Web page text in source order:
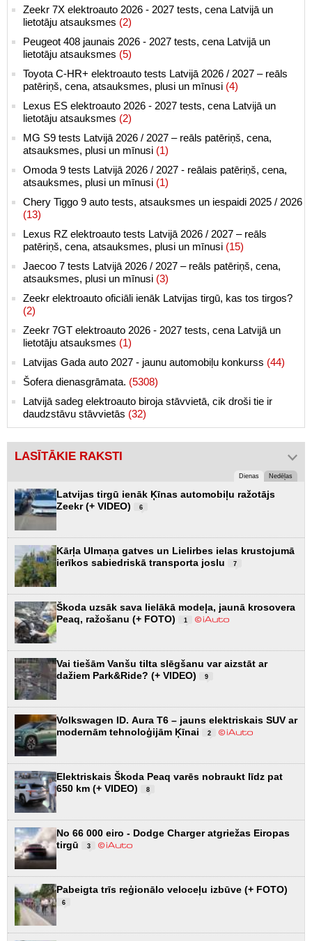
Zeekr 7X elektroauto 2026 - 2027 tests, cena Latvijā un
lietotāju atsauksmes (2)
Peugeot 408 jaunais 2026 - 2027 tests, cena Latvijā un
lietotāju atsauksmes (5)
Toyota C-HR+ elektroauto tests Latvijā 2026 / 2027 – reāls
patēriņš, cena, atsauksmes, plusi un mīnusi (4)
Lexus ES elektroauto 2026 - 2027 tests, cena Latvijā un
lietotāju atsauksmes (2)
MG S9 tests Latvijā 2026 / 2027 – reāls patēriņš, cena,
atsauksmes, plusi un mīnusi (1)
Omoda 9 tests Latvijā 2026 / 2027 - reālais patēriņš, cena,
atsauksmes, plusi un mīnusi (1)
Chery Tiggo 9 auto tests, atsauksmes un iespaidi 2025 / 2026
(13)
Lexus RZ elektroauto tests Latvijā 2026 / 2027 – reāls
patēriņš, cena, atsauksmes, plusi un mīnusi (15)
Jaecoo 7 tests Latvijā 2026 / 2027 – reāls patēriņš, cena,
atsauksmes, plusi un mīnusi (3)
Zeekr elektroauto oficiāli ienāk Latvijas tirgū, kas tos tirgos?
(2)
Zeekr 7GT elektroauto 2026 - 2027 tests, cena Latvijā un
lietotāju atsauksmes (1)
Latvijas Gada auto 2027 - jaunu automobiļu konkurss (44)
Šofera dienasgrāmata. (5308)
Latvijā sadeg elektroauto biroja stāvvietā, cik droši tie ir
daudzstāvu stāvvietās (32)
LASĪTĀKIE RAKSTI
Dienas Nedēļas
Latvijas tirgū ienāk Ķīnas automobiļu ražotājs
Zeekr (+ VIDEO)
6
Kārļa Ulmaņa gatves un Lielirbes ielas krustojumā
ierīkos sabiedriskā transporta joslu
7
Škoda uzsāk sava lielākā modeļa, jaunā krosovera
Peaq, ražošanu (+ FOTO)
1
Vai tiešām Vanšu tilta slēgšanu var aizstāt ar
dažiem Park&Ride? (+ VIDEO)
9
Volkswagen ID. Aura T6 – jauns elektriskais SUV ar
modernām tehnoloģijām Ķīnai
2
Elektriskais Škoda Peaq varēs nobraukt līdz pat
650 km (+ VIDEO)
8
No 66 000 eiro - Dodge Charger atgriežas Eiropas
tirgū
3
Pabeigta trīs reģionālo veloceļu izbūve (+ FOTO)
6